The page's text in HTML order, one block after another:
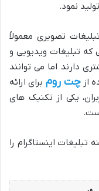
نمود.
تصویری معمولاً
که تبلیغات ویدیویی و
دارند اما می توانند
ازچت روم برای ارائه
یکی از تکنیک های
تبلیغات اینستاگرام را